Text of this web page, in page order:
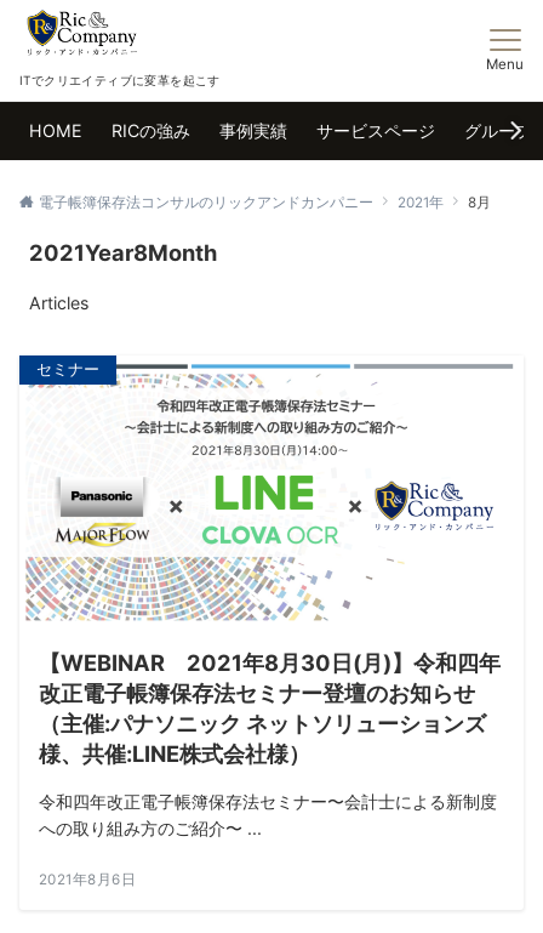
ITでクリエイティブに変革を起こす
Menu
HOME RICの強み 事例実績 サービスページ グループ
電子帳簿保存法コンサルのリックアンドカンパニー 2021年 8月
2021Year8Month
Articles
セミナー
【WEBINAR 2021年8月30日(月)】令和四年
改正電子帳簿保存法セミナー登壇のお知らせ
（主催:パナソニック ネットソリューションズ
様、共催:LINE株式会社様）
令和四年改正電子帳簿保存法セミナー〜会計士による新制度
への取り組み方のご紹介〜 ...
2021年8月6日